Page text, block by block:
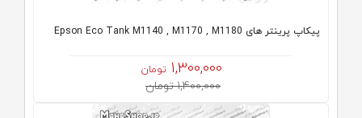
پیکاپ پرینتر های Epson Eco Tank M1140 , M1170 , M1180
1,300,000 تومان
1,400,000 تومان